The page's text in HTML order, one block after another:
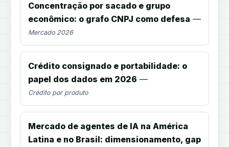
Concentração por sacado e grupo
econômico: o grafo CNPJ como defesa —
Mercado 2026
Crédito consignado e portabilidade: o
papel dos dados em 2026 —
Crédito por produto
Mercado de agentes de IA na América
Latina e no Brasil: dimensionamento, gap